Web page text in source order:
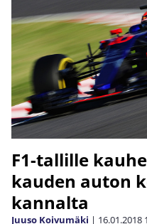
F1-tallille
kauden auton
kannalta
Juuso Koivumäki | 16.01.2018